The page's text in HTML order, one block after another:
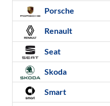
Porsche
Renault
Seat
Skoda
Smart